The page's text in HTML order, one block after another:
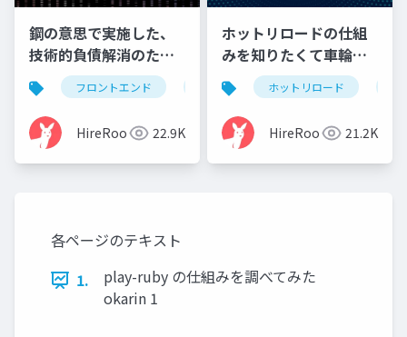
鋼の意思で実施した、
技術的負債解消のため
のリアーキテクチャ
フロントエンド モノレポ snapshotテスト
HireRoo 22.9K
ホットリロードの仕組
みを知りたくて車輪の
再発明をしてみた話
ホットリロード
HireRoo 21.2K
各ページのテキスト
1.
play-ruby の仕組みを調べてみた
okarin 1